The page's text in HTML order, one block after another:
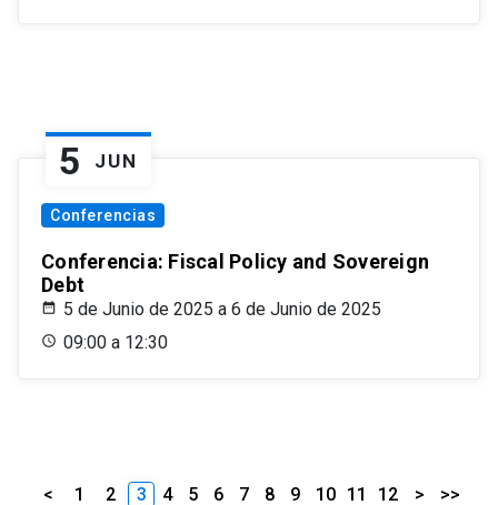
5 JUN
Conferencias
Conferencia: Fiscal Policy and Sovereign
Debt
5 de Junio de 2025 a 6 de Junio de 2025
09:00 a 12:30
< 1 2 3 4 5 6 7 8 9 10 11 12 > >>